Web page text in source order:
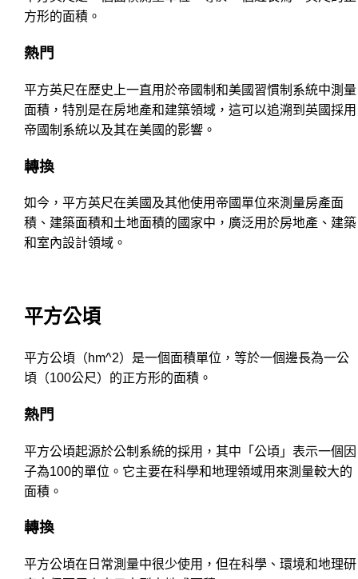
方形的面積。
熱門
平方英尺在歷史上一直用於帝國制和美國習慣制系統中測量
面積，特別是在房地產和建築領域，這可以追溯到英國採用
帝國制系統以及其在美國的影響。
轉換
如今，平方英尺在美國及其他使用帝國單位來測量房產面
積、建築面積和土地面積的國家中，廣泛用於房地產、建築
和室內設計領域。
平方公頃
平方公頃（hm^2）是一個面積單位，等於一個邊長為一公
頃（100公尺）的正方形的面積。
熱門
平方公頃起源於公制系統的採用，其中「公頃」表示一個因
子為100的單位。它主要在科學和地理領域用來測量較大的
面積。
轉換
平方公頃在日常測量中很少使用，但在科學、環境和地理研